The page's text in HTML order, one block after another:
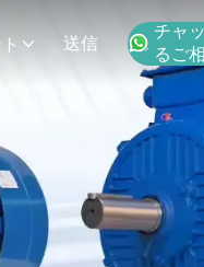
送信
チャ
るご